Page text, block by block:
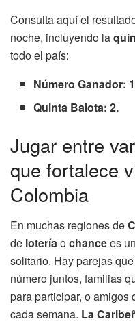
Consulta aquí el
noche, incluyendo la
todo el país:
Número Ganador:
Quinta Balota: 2.
Jugar entre
que fortalece
Colombia
En muchas regiones de
de loteríaochancees
solitario. Hay parejas
número juntos, familias
para participar, o amigos
cada semana. La